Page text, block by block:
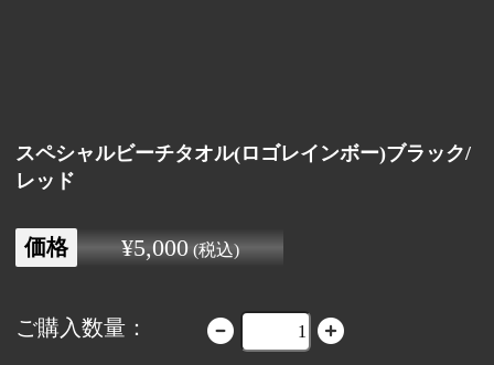
スペシャルビーチタオル(ロゴレインボー)ブラック/
レッド
価格 ¥5,000 (税込)
ご購入数量：